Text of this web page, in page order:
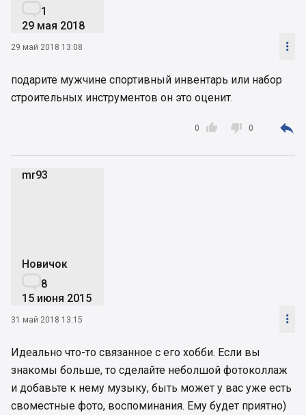
1
29 мая 2018
29 май 2018 13:08 
подарите мужчине спортивный инвентарь или набор
строительных инструментов он это оценит.

0  0 
mr93
Новичок
8
15 июня 2015
31 май 2018 13:15 
Идеально что-то связанное с его хобби. Если вы
знакомы больше, то сделайте неболшой фотоколлаж
и добавьте к нему музыку, быть может у вас уже есть
своместные фото, воспоминания. Ему будет приятно)